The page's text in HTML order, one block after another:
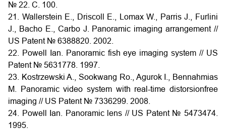
№ 22. С. 100.
21. Wallerstein E., Driscoll E., Lomax W., Parris J., Furlini
J., Bacho E., Carbo J. Panoramic imaging arrangement //
US Patent № 6388820. 2002.
22. Powell Ian. Panoramic fish eye imaging system // US
Patent № 5631778. 1997.
23. Kostrzewski A., Sookwang Ro., Agurok I., Bennahmias
M. Panoramic video system with real-time distorsionfree
imaging // US Patent № 7336299. 2008.
24. Powell Ian. Panoramic lens // US Patent № 5473474.
1995.